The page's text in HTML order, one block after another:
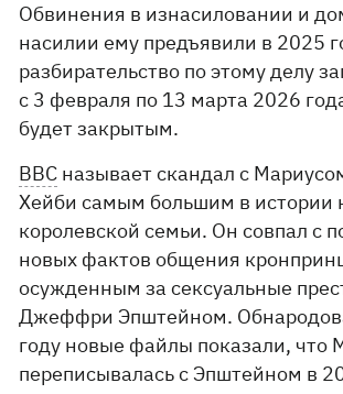
Обвинения в изнасиловании и
насилии ему предъявили в 2025
разбирательство по этому делу
с 3 февраля по 13 марта 2026
будет закрытым.
ВВС называет скандал с
Хейби самым большим в истории
королевской семьи. Он совпал с
новых фактов общения
осужденным за сексуальные
Джеффри Эпштейном.
году новые файлы показали, что
переписывалась с Эпштейном в